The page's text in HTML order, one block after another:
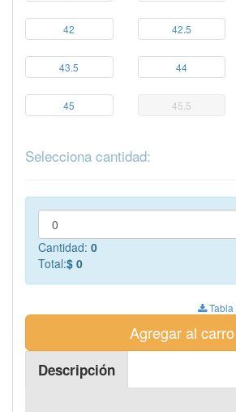
42 42.5
43.5 44
45 45.5
Selecciona cantidad:
Cantidad: 0
Total:$ 0
Agregar al carro
Descripción